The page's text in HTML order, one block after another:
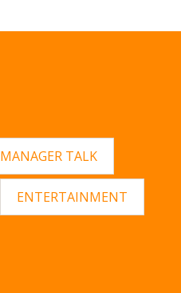
MANAGER TALK
ENTERTAINMENT